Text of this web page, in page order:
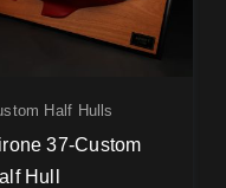
Half Hulls
37-Custom
Hull